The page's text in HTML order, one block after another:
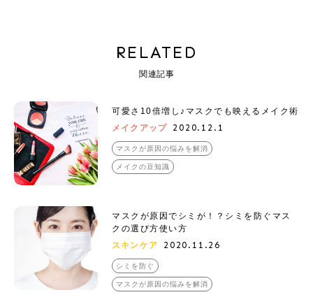
RELATED
関連記事
可愛さ10倍増し♪マスクでも映えるメイク術
メイクアップ
2020.12.1
マスクが原因の悩みを解消
メイクの豆知識
マスクが原因でシミが！？シミを防ぐマス
クの選び方使い方
スキンケア
2020.11.26
シミを防ぐ
マスクが原因の悩みを解消